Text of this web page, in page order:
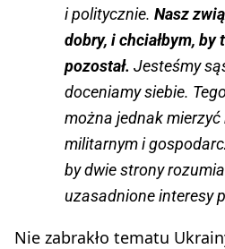
i politycznie. Nasz
dobry, i chciałbym, by
pozostał. Jesteśmy
doceniamy siebie.
można jednak
militarnym i
by dwie strony
uzasadnione interesy
Nie zabrakło tematu